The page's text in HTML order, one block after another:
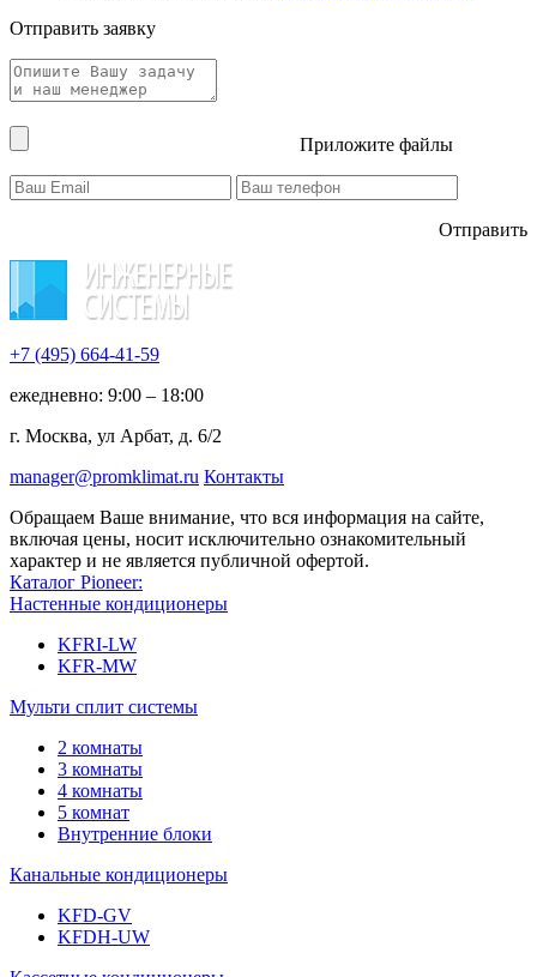
Отправить заявку
Приложите файлы
Отправить
+7 (495) 664-41-59
ежедневно: 9:00 – 18:00
г. Москва, ул Арбат, д. 6/2
manager@promklimat.ru Контакты
Обращаем Ваше внимание, что вся информация на сайте,
включая цены, носит исключительно ознакомительный
характер и не является публичной офертой.
Каталог Pioneer:
Настенные кондиционеры
KFRI-LW
KFR-MW
Мульти сплит системы
2 комнаты
3 комнаты
4 комнаты
5 комнат
Внутренние блоки
Канальные кондиционеры
KFD-GV
KFDH-UW